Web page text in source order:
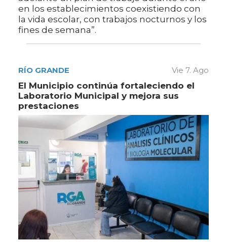
en los establecimientos coexistiendo con
la vida escolar, con trabajos nocturnos y los
fines de semana”.
RÍO GRANDE Vie 7. Ago
El Municipio continúa fortaleciendo el
Laboratorio Municipal y mejora sus
prestaciones